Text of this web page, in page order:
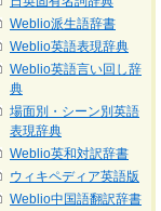
Weblio派生語辞書
Weblio英語表現辞典
Weblio英語言い回し辞
典
場面別・シーン別英語
表現辞典
Weblio英和対訳辞書
ウィキペディア英語版
Weblio中国語翻訳辞書